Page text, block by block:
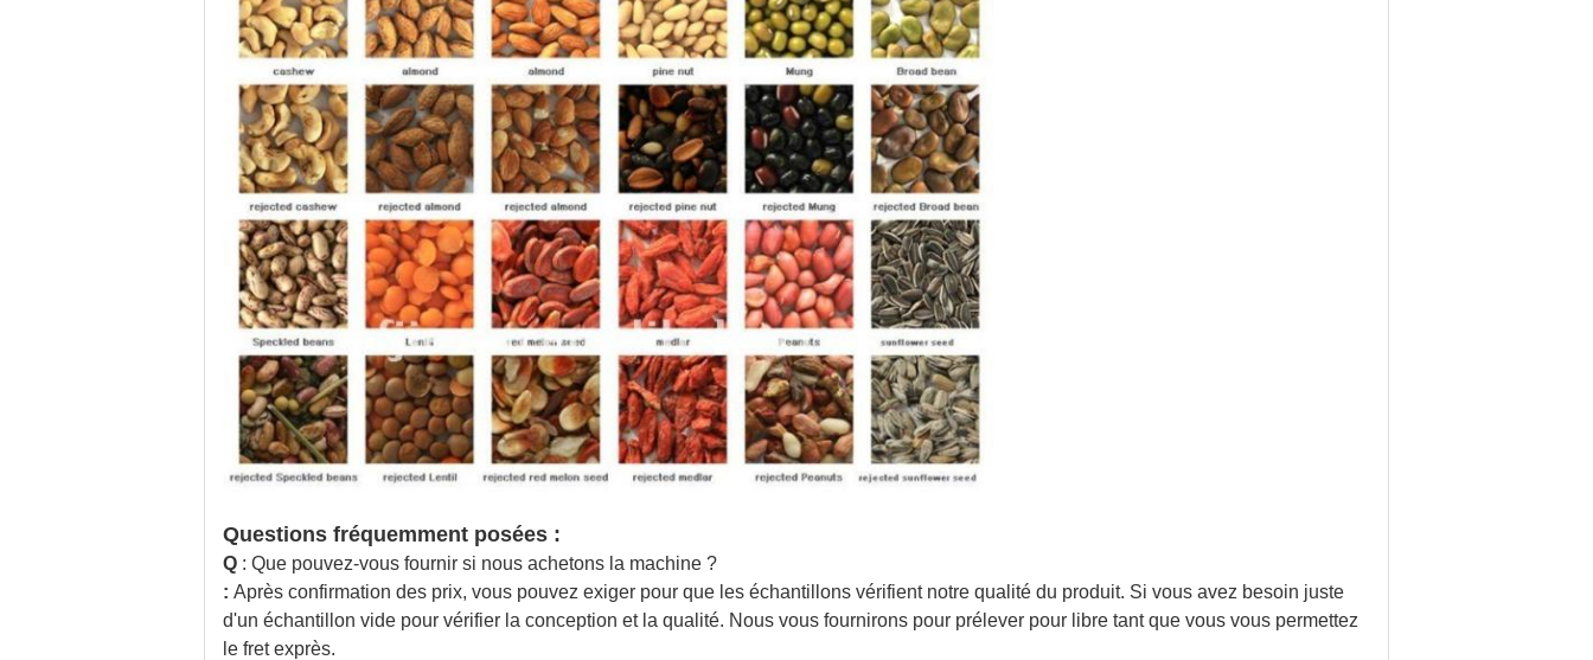
Questions fréquemment posées :
Q : Que pouvez-vous fournir si nous achetons la machine ?
: Après confirmation des prix, vous pouvez exiger pour que les échantillons vérifient notre qualité du produit. Si vous avez besoin juste
d'un échantillon vide pour vérifier la conception et la qualité. Nous vous fournirons pour prélever pour libre tant que vous vous permettez
le fret exprès.